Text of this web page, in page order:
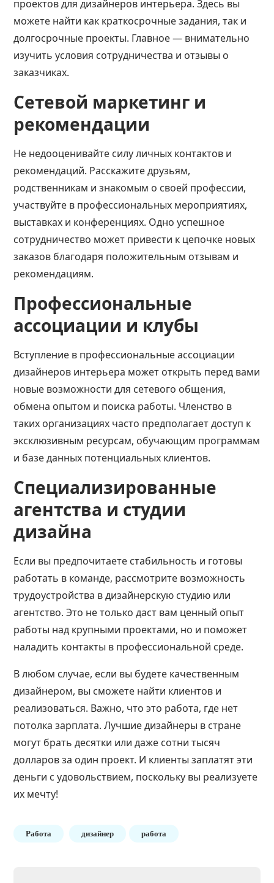
проектов для дизайнеров интерьера. Здесь вы
можете найти как краткосрочные задания, так и
долгосрочные проекты. Главное — внимательно
изучить условия сотрудничества и отзывы о
заказчиках.
Сетевой маркетинг и
рекомендации
Не недооценивайте силу личных контактов и
рекомендаций. Расскажите друзьям,
родственникам и знакомым о своей профессии,
участвуйте в профессиональных мероприятиях,
выставках и конференциях. Одно успешное
сотрудничество может привести к цепочке новых
заказов благодаря положительным отзывам и
рекомендациям.
Профессиональные
ассоциации и клубы
Вступление в профессиональные ассоциации
дизайнеров интерьера может открыть перед вами
новые возможности для сетевого общения,
обмена опытом и поиска работы. Членство в
таких организациях часто предполагает доступ к
эксклюзивным ресурсам, обучающим программам
и базе данных потенциальных клиентов.
Специализированные
агентства и студии
дизайна
Если вы предпочитаете стабильность и готовы
работать в команде, рассмотрите возможность
трудоустройства в дизайнерскую студию или
агентство. Это не только даст вам ценный опыт
работы над крупными проектами, но и поможет
наладить контакты в профессиональной среде.
В любом случае, если вы будете качественным
дизайнером, вы сможете найти клиентов и
реализоваться. Важно, что это работа, где нет
потолка зарплата. Лучшие дизайнеры в стране
могут брать десятки или даже сотни тысяч
долларов за один проект. И клиенты заплатят эти
деньги с удовольствием, поскольку вы реализуете
их мечту!
Работа дизайнер работа